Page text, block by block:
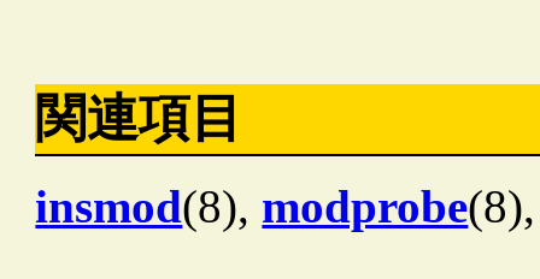
関連項目
insmod(8), modprobe